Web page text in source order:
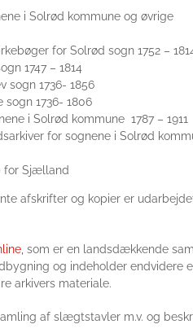
i Solrød kommune og øvrige
for Solrød sogn 1752 –
1747 – 1814
sogn 1736- 1856
1736- 1806
i Solrød kommune 1787 – 1911
for sognene i Solrød
for Sjælland
afskrifter og kopier er
som er en landsdækkende
og indeholder endvidere
arkivers materiale.
af slægtstavler m.v. og